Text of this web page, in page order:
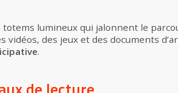
lumineux qui jalonnent le
vidéos, des jeux et des documents
.